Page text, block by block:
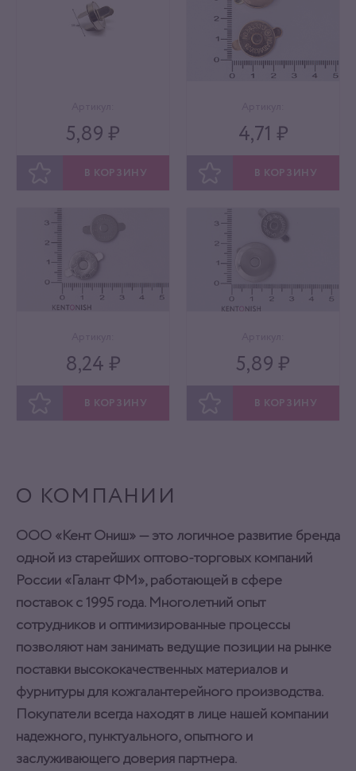
5,89 ₽
В КОРЗИНУ
4,71 ₽
В КОРЗИНУ
8,24 ₽
В КОРЗИНУ
5,89 ₽
В КОРЗИНУ
О КОМПАНИИ
ООО «Кент Ониш» — это логичное развитие бренда
одной из старейших оптово-торговых компаний
России «Галант ФМ», работающей в сфере
поставок с 1995 года. Многолетний опыт
сотрудников и оптимизированные процессы
позволяют нам занимать ведущие позиции на рынке
поставки высококачественных материалов и
фурнитуры для кожгалантерейного производства.
Покупатели всегда находят в лице нашей компании
надежного, пунктуального, опытного и
заслуживающего доверия партнера.